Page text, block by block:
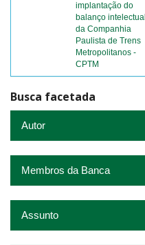
implantação do
balanço intelectual
da Companhia
Paulista de Trens
Metropolitanos -
CPTM
Busca facetada
Autor
Membros da Banca
Assunto